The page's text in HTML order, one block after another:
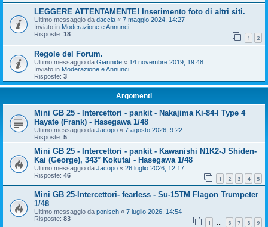
LEGGERE ATTENTAMENTE! Inserimento foto di altri siti.
Ultimo messaggio da daccia « 7 maggio 2024, 14:27
Inviato in Moderazione e Annunci
Risposte: 18 1 2
Regole del Forum.
Ultimo messaggio da Giannide « 14 novembre 2019, 19:48
Inviato in Moderazione e Annunci
Risposte: 3
Argomenti
Mini GB 25 - Intercettori - pankit - Nakajima Ki-84-I Type 4
Hayate (Frank) - Hasegawa 1/48
Ultimo messaggio da Jacopo « 7 agosto 2026, 9:22
Risposte: 5
Mini GB 25 - Intercettori - pankit - Kawanishi N1K2-J Shiden-
Kai (George), 343° Kokutai - Hasegawa 1/48
Ultimo messaggio da Jacopo « 26 luglio 2026, 12:17
Risposte: 46 1 2 3 4 5
Mini GB 25-Intercettori- fearless - Su-15TM Flagon Trumpeter
1/48
Ultimo messaggio da ponisch « 7 luglio 2026, 14:54
Risposte: 83 1 … 6 7 8 9